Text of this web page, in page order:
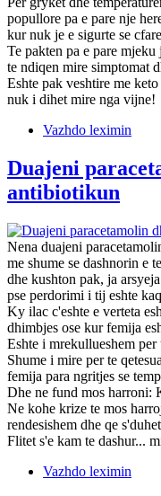
popullore pa e pare nje
kur nuk je e sigurte se
Te pakten pa e pare
te ndiqen mire simptomat
Eshte pak veshtire me
nuk i dihet mire nga vijne!
Vazhdo leximin
Duajeni
antibiotikun
Nena duajeni
me shume se dashnorin e
dhe kushton pak, ja
pse perdorimi i tij eshte
Ky ilac c'eshte e verteta
dhimbjes ose kur femija
Eshte i mrekullueshem per
Shume i mire per te
femija para ngritjes se
Dhe ne fund mos harroni:
Ne kohe krize te mos
rendesishem dhe qe
Flitet s'e kam te dashur...
Vazhdo leximin